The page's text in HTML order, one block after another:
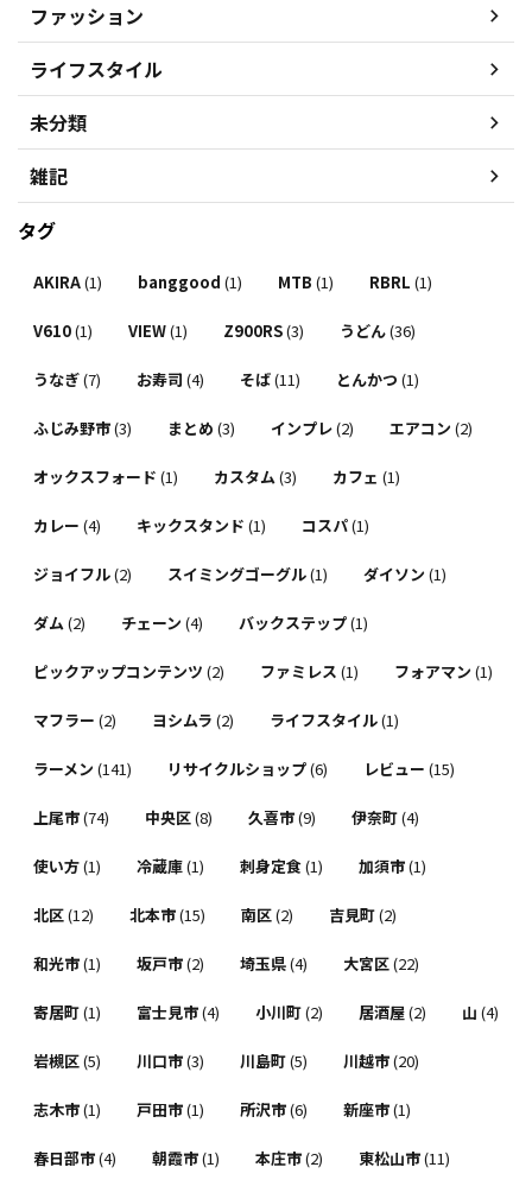
ファッション
ライフスタイル
未分類
雑記
タグ
AKIRA(1) banggood (1) MTB (1) RBRL (1)
V610(1) VIEW(1) Z900RS(3) うどん(36)
うなぎ(7) お寿司 (4) そば(11) とんかつ (1)
ふじみ野市(3) まとめ (3) インプレ(2) エアコン (2)
オックスフォード (1) カスタム(3) カフェ (1)
カレー (4) キックスタンド (1) コスパ(1)
ジョイフル(2) スイミングゴーグル(1) ダイソン (1)
ダム(2) チェーン (4) バックステップ(1)
ピックアップコンテンツ (2) ファミレス (1) フォアマン (1)
マフラー (2) ヨシムラ (2) ライフスタイル(1)
ラーメン (141) リサイクルショップ(6) レビュー (15)
上尾市(74) 中央区(8) 久喜市(9) 伊奈町(4)
使い方(1) 冷蔵庫(1) 刺身定食(1) 加須市(1)
北区(12) 北本市(15) 南区(2) 吉見町(2)
和光市(1) 坂戸市(2) 埼玉県(4) 大宮区(22)
寄居町(1) 富士見市(4) 小川町(2) 居酒屋(2) 山 (4)
岩槻区(5) 川口市(3) 川島町(5) 川越市(20)
志木市(1) 戸田市(1) 所沢市(6) 新座市(1)
春日部市(4) 朝霞市(1) 本庄市(2) 東松山市(11)